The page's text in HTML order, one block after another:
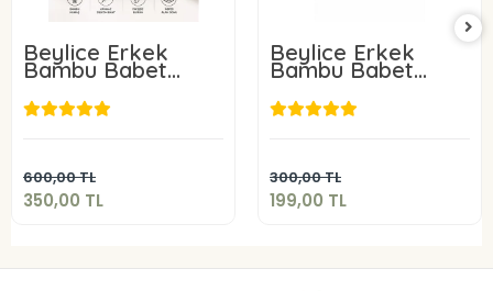
Beylice Erkek
Bambu Babet
Çorap 6 Adet
600,00 TL
350,00 TL
350,00 TL
Beylice Erkek
Bambu Babet
Çorap 3 Adet
300,00 TL
199,00 TL
199,00 TL